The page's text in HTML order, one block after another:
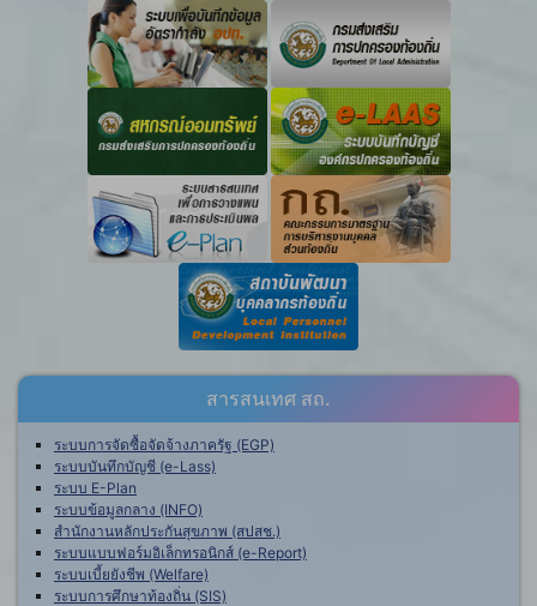
สารสนเทศ สถ.
ระบบการจัดซื้อจัดจ้างภาครัฐ (EGP)
ระบบบันทึกบัญชี (e-Lass)
ระบบ E-Plan
ระบบข้อมูลกลาง (INFO)
สำนักงานหลักประกันสุขภาพ (สปสช.)
ระบบแบบฟอร์มอิเล็กทรอนิกส์ (e-Report)
ระบบเบี้ยยังชีพ (Welfare)
ระบบการศึกษาท้องถิ่น (SIS)